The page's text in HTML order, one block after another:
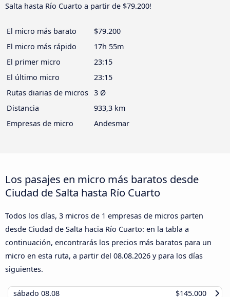
Salta hasta Río Cuarto a partir de $79.200!
El micro más barato
$79.200
El micro más rápido
17h 55m
El primer micro
23:15
El último micro
23:15
Rutas diarias de micros 3 Ø
Distancia
933,3 km
Empresas de micro
Andesmar
Los pasajes en micro más baratos desde
Ciudad de Salta hasta Río Cuarto
Todos los días, 3 micros de 1 empresas de micros parten
desde Ciudad de Salta hacia Río Cuarto: en la tabla a
continuación, encontrarás los precios más baratos para un
micro en esta ruta, a partir del 08.08.2026 y para los días
siguientes.
sábado 08.08 $145.000